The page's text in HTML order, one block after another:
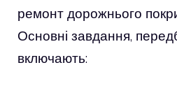
ремонт дорожнього
Основні завдання,
включають: